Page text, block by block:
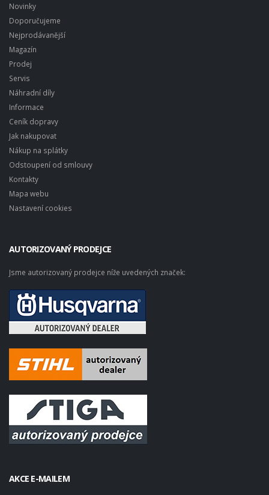
Novinky
Doporučujeme
Nejprodávanější
Magazín
Prodej
Servis
Náhradní díly
Informace
Ceník dopravy
Jak nakupovat
Nákup na splátky
Odstoupení od smlouvy
Kontakty
Mapa webu
Nastavení cookies
AUTORIZOVANÝ PRODEJCE
Jsme autorizovaný prodejce níže uvedených značek:
AKCE E-MAILEM